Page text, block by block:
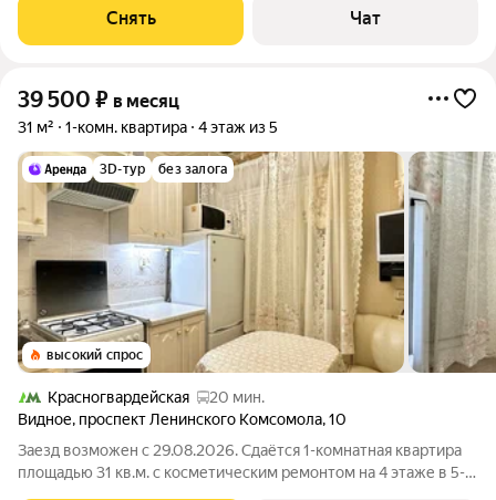
Духовой шкаф Стиральная машина Холодильник
Посудомоечная машина
Снять Чат
39 500 ₽ в месяц
31 м² 1-комн. квартира 4 этаж из 5
3D-тур без залога
высокий спрос
Красногвардейская
20 мин.
Видное, проспект Ленинского Комсомола,10
Заезд возможен с 29.08.2026. Сдаётся 1-комнатная квартира
площадью 31 кв.м. с косметическим ремонтом на 4 этаже в 5-